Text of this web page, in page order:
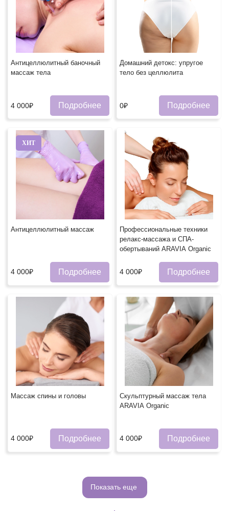
Антицеллюлитный баночный
массаж тела
4 000₽ Подробнее
Домашний детокс: упругое
тело без целлюлита
0₽ Подробнее
ХИТ
Антицеллюлитный массаж
4 000₽ Подробнее
Профессиональные техники
релакс-массажа и СПА-
обертываний ARAVIA Organic
4 000₽ Подробнее
Массаж спины и головы
4 000₽ Подробнее
Скульптурный массаж тела
ARAVIA Organic
4 000₽ Подробнее
Показать еще